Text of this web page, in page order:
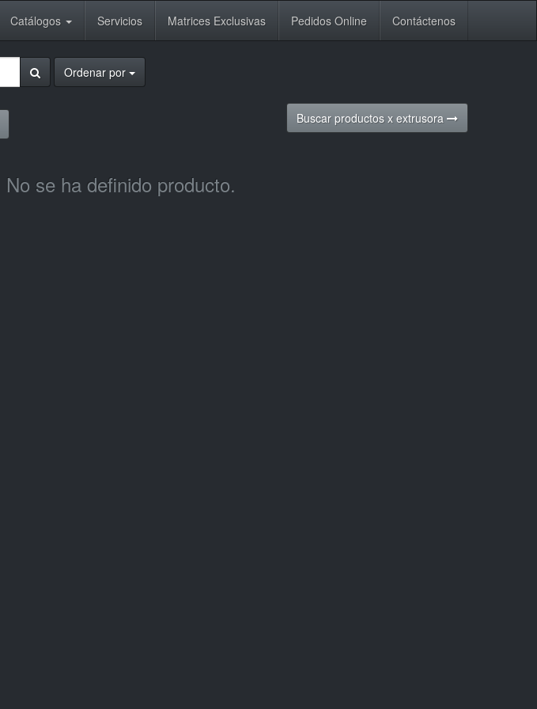
Catálogos Servicios Matrices Exclusivas Pedidos Online Contáctenos
Ordenar por
Buscar productos x extrusora
No se ha definido producto.